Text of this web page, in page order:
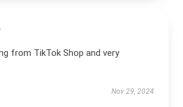
from TikTok Shop and very
Nov 29, 2024